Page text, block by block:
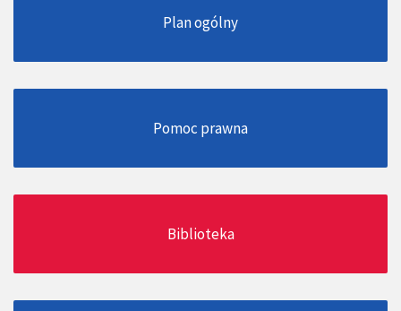
Plan ogólny
Pomoc prawna
Biblioteka